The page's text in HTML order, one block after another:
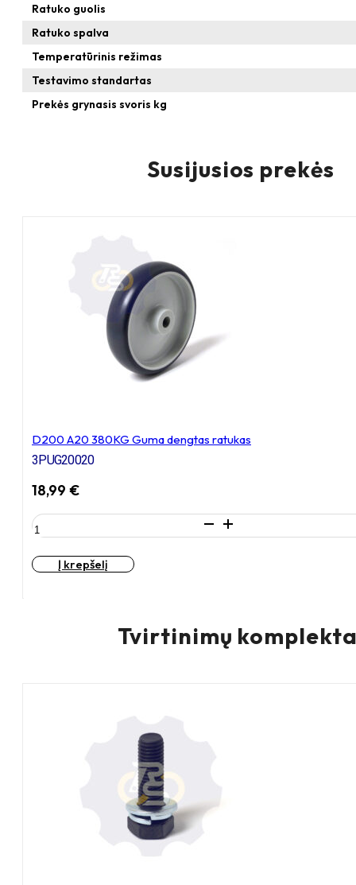
Ratuko guolis
Ratuko spalva
Temperatūrinis režimas
Testavimo standartas
Prekės grynasis svoris kg
Susijusios prekės
D200 A20 380KG Guma dengtas ratukas
3PUG20020
18,99 €
produkto
kiekis:
D200
A20Į krepšelį
Tvirtinimų